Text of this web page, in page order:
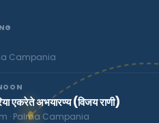
Campania
एकरेते अभयारण्य (विजय राणी)
· Palma Campania